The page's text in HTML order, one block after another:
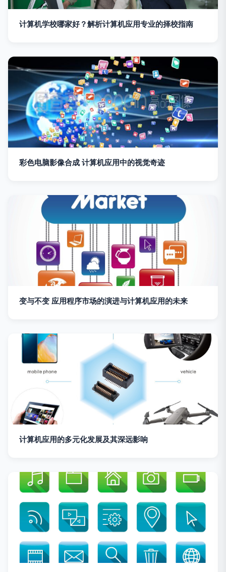
计算机学校哪家好？解析计算机应用专业的择校指南
彩色电脑影像合成 计算机应用中的视觉奇迹
变与不变 应用程序市场的演进与计算机应用的未来
计算机应用的多元化发展及其深远影响